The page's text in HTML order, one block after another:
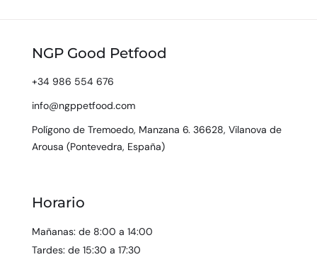
NGP Good Petfood
+34 986 554 676
info@ngppetfood.com
Polígono de Tremoedo, Manzana 6. 36628, Vilanova de
Arousa (Pontevedra, España)
Horario
Mañanas: de 8:00 a 14:00
Tardes: de 15:30 a 17:30